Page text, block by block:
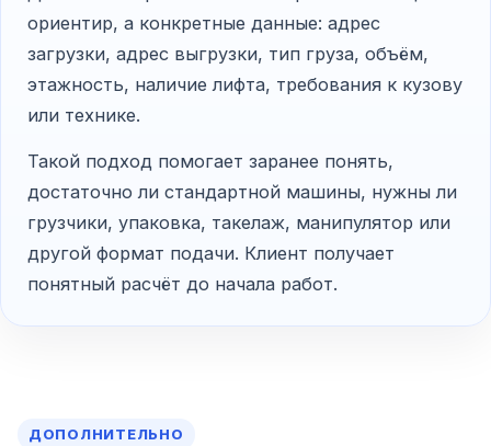
ориентир, а конкретные данные: адрес
загрузки, адрес выгрузки, тип груза, объём,
этажность, наличие лифта, требования к кузову
или технике.
Такой подход помогает заранее понять,
достаточно ли стандартной машины, нужны ли
грузчики, упаковка, такелаж, манипулятор или
другой формат подачи. Клиент получает
понятный расчёт до начала работ.
ДОПОЛНИТЕЛЬНО